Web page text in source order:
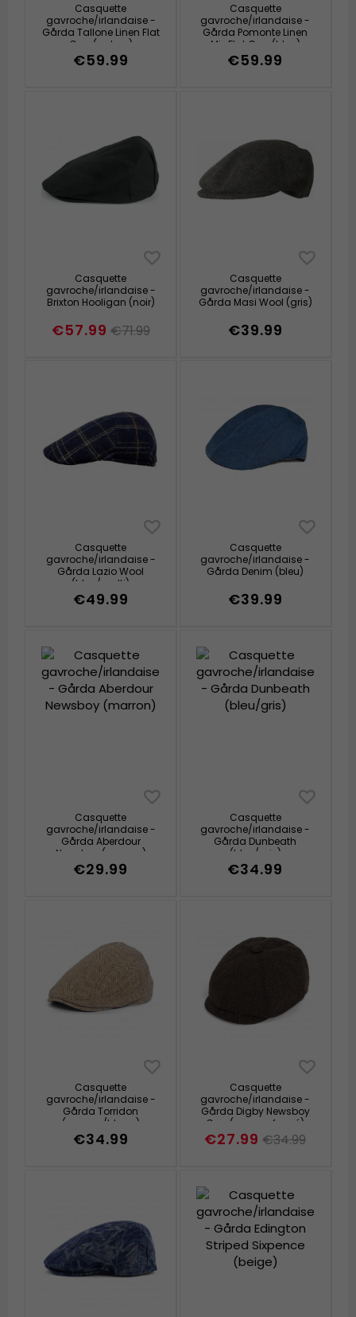
Casquette
gavroche/irlandaise -
Gårda Tallone Linen Flat
Cap (nature)
€59.99
Casquette
gavroche/irlandaise -
Gårda Pomonte Linen
Mix Flat Cap (bleu)
€59.99
Casquette
gavroche/irlandaise -
Brixton Hooligan (noir)
€57.99 €71.99
Casquette
gavroche/irlandaise -
Gårda Masi Wool (gris)
€39.99
Casquette
gavroche/irlandaise -
Gårda Lazio Wool
(bleu/multi)
€49.99
Casquette
gavroche/irlandaise -
Gårda Denim (bleu)
€39.99
Casquette
gavroche/irlandaise -
Gårda Aberdour
Newsboy (marron)
€29.99
Casquette
gavroche/irlandaise -
Gårda Dunbeath
(bleu/gris)
€34.99
Casquette
gavroche/irlandaise -
Gårda Torridon
(marron/blanc)
€34.99
Casquette
gavroche/irlandaise -
Gårda Digby Newsboy
Cap (marron foncé)
€27.99 €34.99